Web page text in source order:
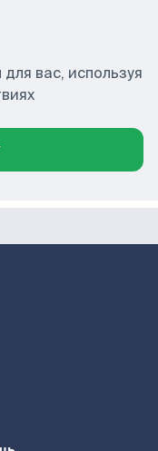
вас, используя